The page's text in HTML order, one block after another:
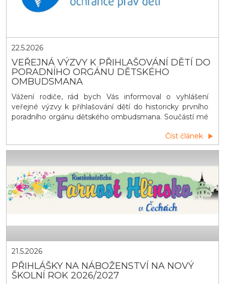
22.5.2026
VEŘEJNÁ VÝZVY K PŘIHLAŠOVÁNÍ DĚTÍ DO
PORADNÍHO ORGÁNU DĚTSKÉHO
OMBUDSMANA
Vážení rodiče, rád bych Vás informoval o vyhlášení
veřejné výzvy k přihlašování dětí do historicky prvního
poradního orgánu dětského ombudsmana. Součástí mé
poradním orgánem složeným z dětí (dětským poradním
týmem). Naším cílem je, aby byl co nejrozmanitější a
Číst článek
21.5.2026
PŘIHLÁŠKY NA NÁBOŽENSTVÍ NA NOVÝ
ŠKOLNÍ ROK 2026/2027